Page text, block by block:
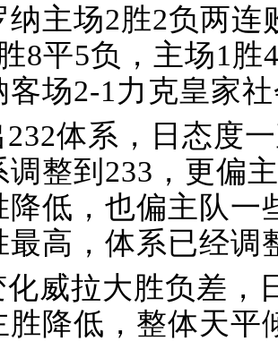
纳主场2胜2负两
8平5负，主场1
客场2-1力克皇家
232体系，日态度
调整到233，更偏
降低，也偏主队
最高，体系已经调
威拉大胜负差，
胜降低，整体天平